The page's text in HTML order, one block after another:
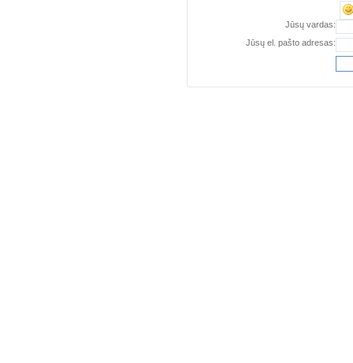
Jūsų vardas:
Jūsų el. pašto adresas: